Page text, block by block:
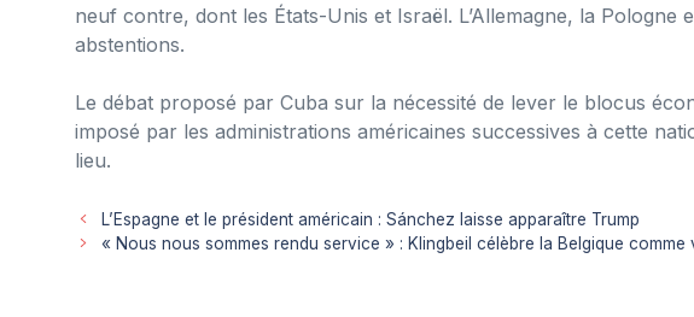
neuf contre, dont les États-Unis et Israël. L’Allemagne, la Pologne
abstentions.
Le débat proposé par Cuba sur la nécessité de lever le blocus
imposé par les administrations américaines successives à cette
lieu.
L’Espagne et le président américain : Sánchez laisse apparaître Trump
« Nous nous sommes rendu service » : Klingbeil célèbre la Belgique comme